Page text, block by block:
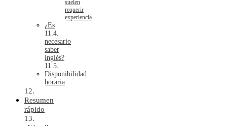
suelen
requerir
experiencia
¿Es
necesario
saber
inglés?
Disponibilidad
horaria
Resumen
rápido